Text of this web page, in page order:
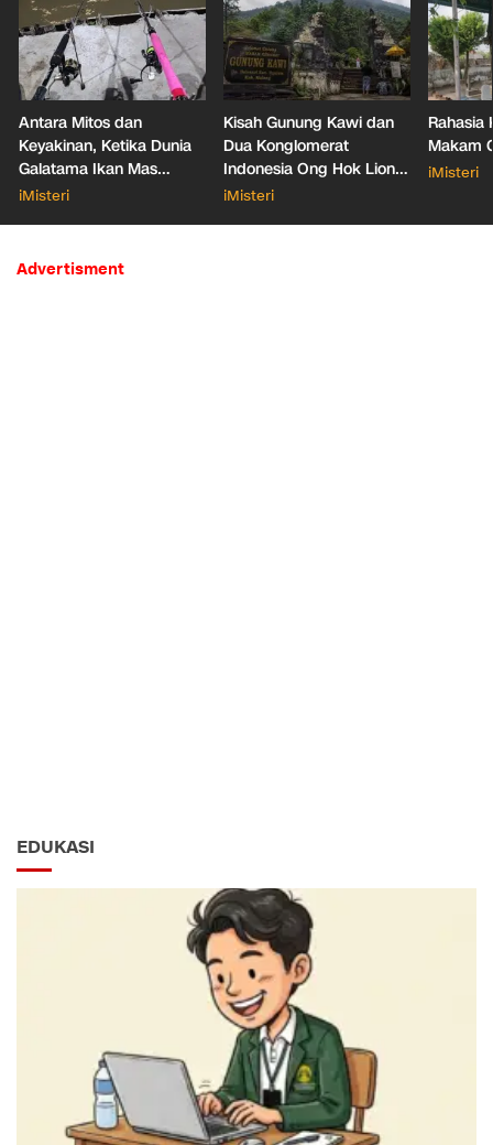
Antara Mitos dan
Keyakinan, Ketika Dunia
Galatama Ikan Mas
Bersentuhan dengan Hal
iMisteri
Kisah Gunung Kawi dan
Dua Konglomerat
Indonesia Ong Hok Liong
hingga Liem Sioe Liong
iMisteri
Rahasia
Makam
iMisteri
Advertisment
EDUKASI